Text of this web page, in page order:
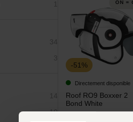
10
ON =
-51%
Directement disponible
Roof RO9 Boxxer 2
Bond White